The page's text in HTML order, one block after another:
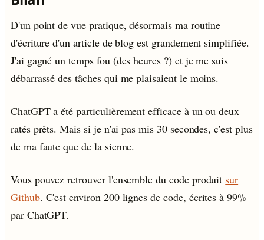
D'un point de vue pratique, désormais ma routine
d'écriture d'un article de blog est grandement simplifiée.
J'ai gagné un temps fou (des heures ?) et je me suis
débarrassé des tâches qui me plaisaient le moins.
ChatGPT a été particulièrement efficace à un ou deux
ratés prêts. Mais si je n'ai pas mis 30 secondes, c'est plus
de ma faute que de la sienne.
Vous pouvez retrouver l'ensemble du code produit sur
Github. C'est environ 200 lignes de code, écrites à 99%
par ChatGPT.